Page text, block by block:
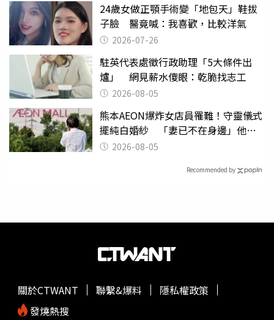
24歲女做正顎手術變「地包天」鞋拔
子臉 醫竟喊：我喜歡，比較洋氣
2026-07-26
駐英代表處徵行政助理「5大條件出
爐」 網見薪水傻眼：乾脆找志工
2026-08-05
熊本AEON爆炸女店員罹難！守靈儀式
擺純白婚紗 「妻已不在身邊」他淚
喊：無法想像
2026-08-05
Recommended by
關於CTWANT 聯繫&爆料
隱私權政策
發燒熱搜